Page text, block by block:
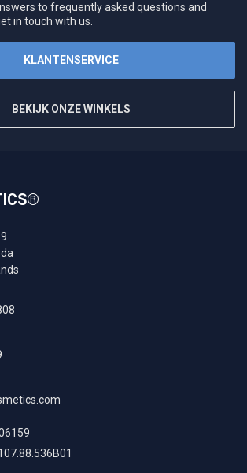
to frequently asked questions and
in touch with us.
KLANTENSERVICE
BEKIJK ONZE WINKELS